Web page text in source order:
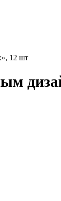
12 шт